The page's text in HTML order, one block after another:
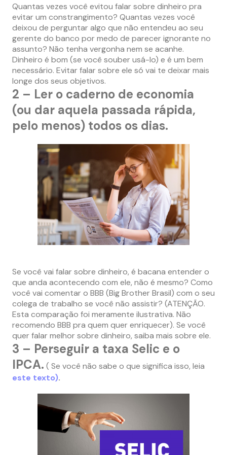
Quantas vezes você evitou falar sobre dinheiro pra
evitar um constrangimento? Quantas vezes você
deixou de perguntar algo que não entendeu ao seu
gerente do banco por medo de parecer ignorante no
assunto? Não tenha vergonha nem se acanhe.
Dinheiro é bom (se você souber usá-lo) e é um bem
necessário. Evitar falar sobre ele só vai te deixar mais
longe dos seus objetivos.
2 – Ler o caderno de economia
(ou dar aquela passada rápida,
pelo menos) todos os dias.
Se você vai falar sobre dinheiro, é bacana entender o
que anda acontecendo com ele, não é mesmo? Como
você vai comentar o BBB (Big Brother Brasil) com o seu
colega de trabalho se você não assistir? (ATENÇÃO.
Esta comparação foi meramente ilustrativa. Não
recomendo BBB pra quem quer enriquecer). Se você
quer falar melhor sobre dinheiro, saiba mais sobre ele.
3 – Perseguir a taxa Selic e o
IPCA. ( Se você não sabe o que significa isso, leia
este texto).